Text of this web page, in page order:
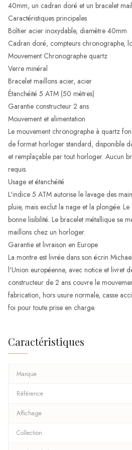
40mm, un cadran doré et un bracelet
Caractéristiques principales
Boîtier acier inoxydable, diamètre 40mm
Cadran doré, compteurs chronographe,
Mouvement Chronographe quartz
Verre minéral
Bracelet maillons acier, acier
Étanchéité 5 ATM (50 mètres)
Garantie constructeur 2 ans
Mouvement et alimentation
Le mouvement chronographe à quartz
de format horloger standard, disponible
et remplaçable par tout horloger. Aucun
requis.
Usage et étanchéité
L'indice 5 ATM autorise le lavage des
pluie, mais exclut la nage et la plongée.
bonne lisibilité. Le bracelet métallique se
maillons chez un horloger.
Garantie et livraison en Europe
La montre est livrée dans son écrin
l'Union européenne, avec notice et livret
constructeur de 2 ans couvre le
fabrication, hors usure normale, casse
foi pour toute prise en charge.
Caractéristiques
Marque
Référence
Affichage
Collection